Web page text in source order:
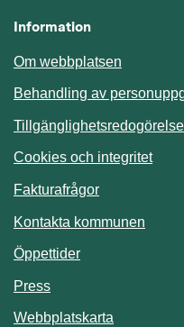
Information
Om webbplatsen
Behandling av
Tillgänglighetsredogörelse
Cookies och integritet
Fakturafrågor
Kontakta kommunen
Öppettider
Press
Webbplatskarta